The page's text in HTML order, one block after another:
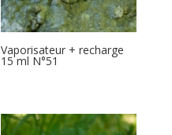
Vaporisateur + recharge
15 ml N°51